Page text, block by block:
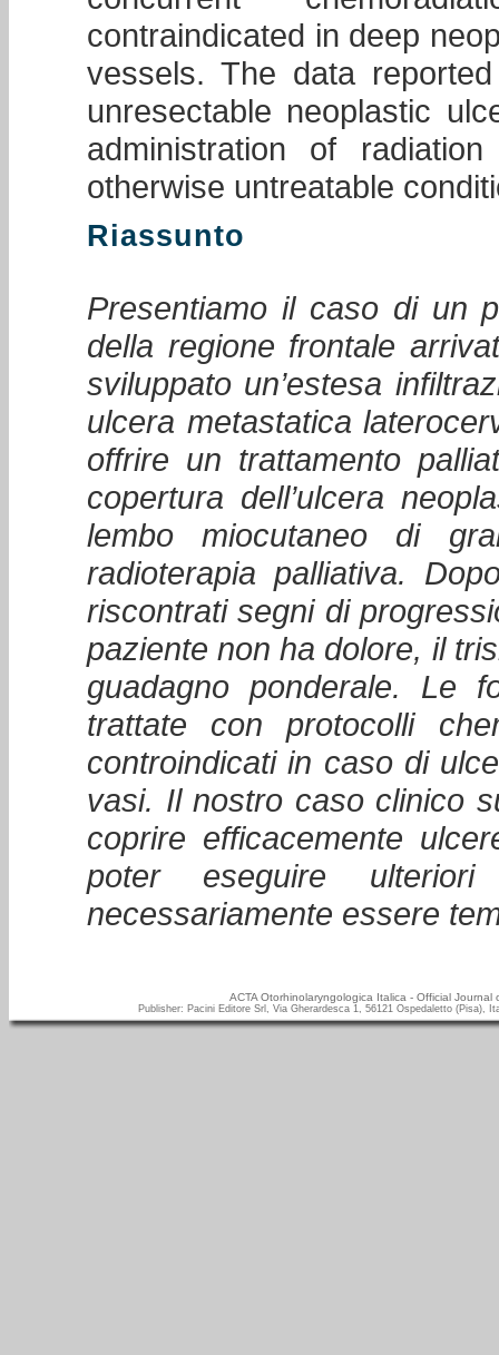
contraindicated in deep
vessels. The data
unresectable neoplastic
administration of
otherwise untreatable
Riassunto
Presentiamo il caso di un
della regione frontale
sviluppato un’estesa
ulcera metastatica
offrire un trattamento
copertura dell’ulcera
lembo miocutaneo di
radioterapia palliativa.
riscontrati segni di
paziente non ha dolore, il
guadagno ponderale. Le
trattate con protocolli
controindicati in caso di
vasi. Il nostro caso clinico
coprire efficacemente
poter eseguire
necessariamente essere
ACTA Otorhinolaryngologica Italica - Official Journal
Publisher: Pacini Editore Srl, Via Gherardesca 1, 56121 Ospedaletto (Pisa),